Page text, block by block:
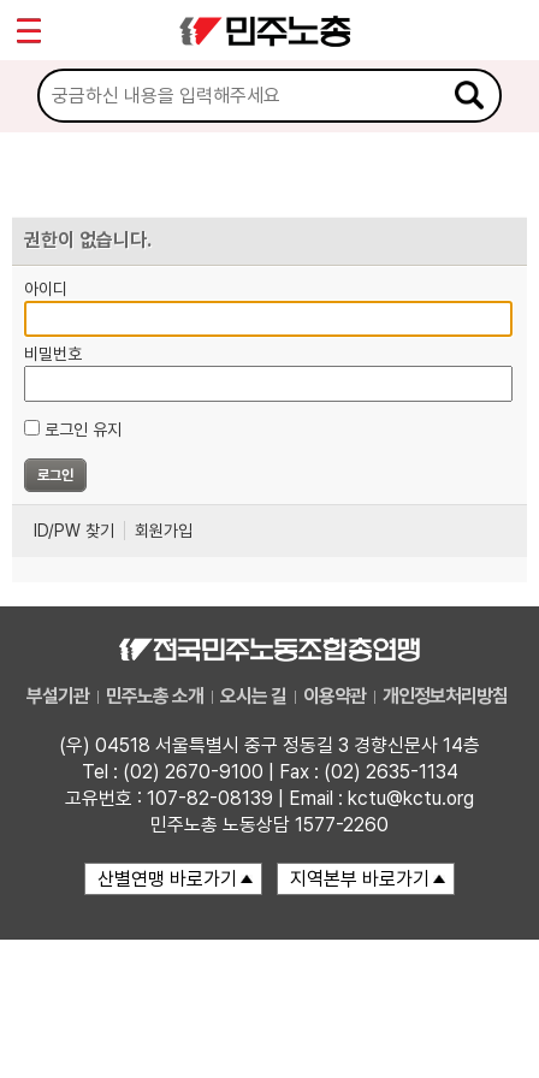
권한이 없습니다.
아이디
비밀번호
로그인 유지
ID/PW 찾기 회원가입
부설기관 민주노총 소개 오시는 길 이용약관 개인정보처리방침
(우) 04518 서울특별시 중구 정동길 3 경향신문사 14층
Tel : (02) 2670-9100 | Fax : (02) 2635-1134
고유번호 : 107-82-08139 | Email : kctu@kctu.org
민주노총 노동상담 1577-2260
마이페이지
소개
노동상담
자료
부설기관
업무